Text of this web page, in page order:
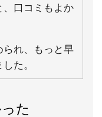
、口コミもよか
れ、もっと早
た。
た